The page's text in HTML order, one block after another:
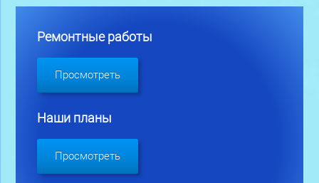
Ремонтные работы
Просмотреть
Наши планы
Просмотреть